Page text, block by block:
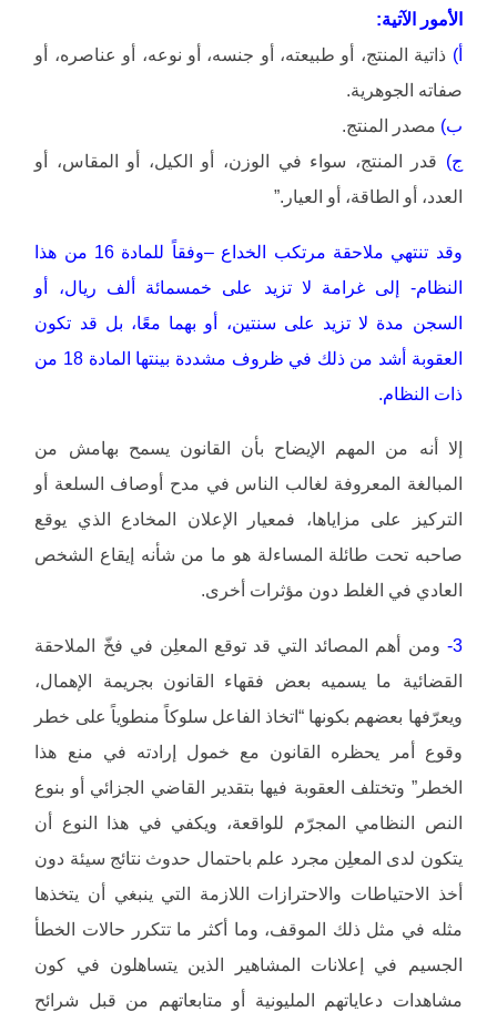
الأمور الآتية:
أ) ذاتية المنتج، أو طبيعته، أو جنسه، أو نوعه، أو عناصره، أو
صفاته الجوهرية.
ب) مصدر المنتج.
ج) قدر المنتج، سواء في الوزن، أو الكيل، أو المقاس، أو
العدد، أو الطاقة، أو العيار.”
وقد تنتهي ملاحقة مرتكب الخداع –وفقاً للمادة 16 من هذا
النظام- إلى غرامة لا تزيد على خمسمائة ألف ريال، أو
السجن مدة لا تزيد على سنتين، أو بهما معًا، بل قد تكون
العقوبة أشد من ذلك في ظروف مشددة بينتها المادة 18 من
ذات النظام.
إلا أنه من المهم الإيضاح بأن القانون يسمح بهامش من
المبالغة المعروفة لغالب الناس في مدح أوصاف السلعة أو
التركيز على مزاياها، فمعيار الإعلان المخادع الذي يوقع
صاحبه تحت طائلة المساءلة هو ما من شأنه إيقاع الشخص
العادي في الغلط دون مؤثرات أخرى.
3-
ومن أهم المصائد التي قد توقع المعلِن في فخّ الملاحقة
القضائية ما يسميه بعض فقهاء القانون بجريمة الإهمال،
ويعرّفها بعضهم بكونها “اتخاذ الفاعل سلوكاً منطوياً على خطر
وقوع أمر يحظره القانون مع خمول إرادته في منع هذا
الخطر” وتختلف العقوبة فيها بتقدير القاضي الجزائي أو بنوع
النص النظامي المجرّم للواقعة، ويكفي في هذا النوع أن
يتكون لدى المعلِن مجرد علم باحتمال حدوث نتائج سيئة دون
أخذ الاحتياطات والاحترازات اللازمة التي ينبغي أن يتخذها
مثله في مثل ذلك الموقف، وما أكثر ما تتكرر حالات الخطأ
الجسيم في إعلانات المشاهير الذين يتساهلون في كون
مشاهدات دعاياتهم المليونية أو متابعاتهم من قبل شرائح